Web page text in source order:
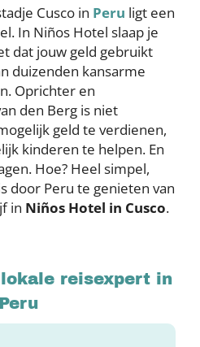
Cusco in Peru ligt een
In Niños Hotel slaap je
dat jouw geld gebruikt
duizenden kansarme
Oprichter en
den Berg is niet
geld te verdienen,
kinderen te helpen. En
Hoe? Heel simpel,
door Peru te genieten van
in Niños Hotel in Cusco.
reisexpert in
Peru